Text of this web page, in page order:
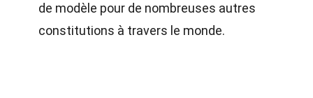
de modèle pour de nombreuses autres
constitutions à travers le monde.